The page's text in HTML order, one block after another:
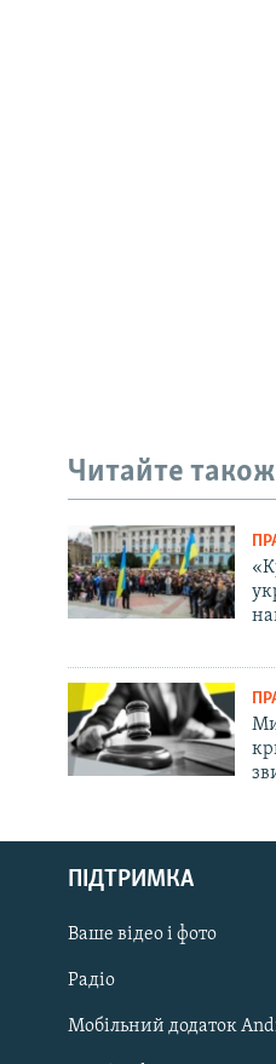
Русский
Qırımtatar
ДОЛУЧАЙСЯ!
Читайте також
ПІДТРИМКА
Ваше відео і фото
Радіо
Мобільний додаток